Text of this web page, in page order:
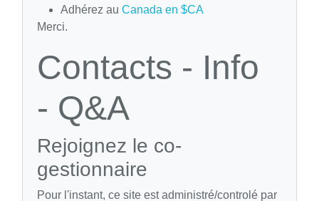
Adhérez au Canada en $CA
Merci.
Contacts - Info
- Q&A
Rejoignez le co-
gestionnaire
Pour l'instant, ce site est administré/controlé par